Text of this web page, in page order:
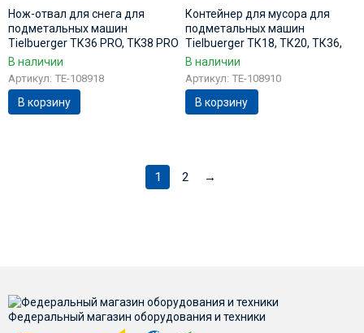
Нож-отвал для снега для
подметальных машин
Tielbuerger ТК36 PRO, TK38 PRO
AE-080-030TS
В наличии
Артикул: TE-108918
В корзину
Контейнер для мусора для
подметальных машин
Tielbuerger ТК18, ТК20, ТК36,
ТК38 AD-310-030TS
В наличии
Артикул: TE-108910
В корзину
1 2 →
Федеральный магазин оборудования и техники